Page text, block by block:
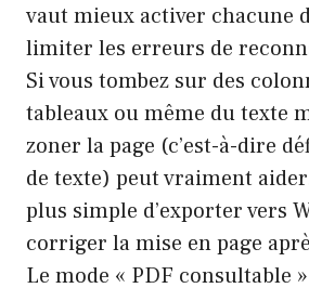
vaut mieux activer chacune
limiter les erreurs de
Si vous tombez sur des
tableaux ou même du texte
zoner la page (c’est-à-dire
de texte) peut vraiment
plus simple d’exporter vers
corriger la mise en page
Le mode « PDF consultable